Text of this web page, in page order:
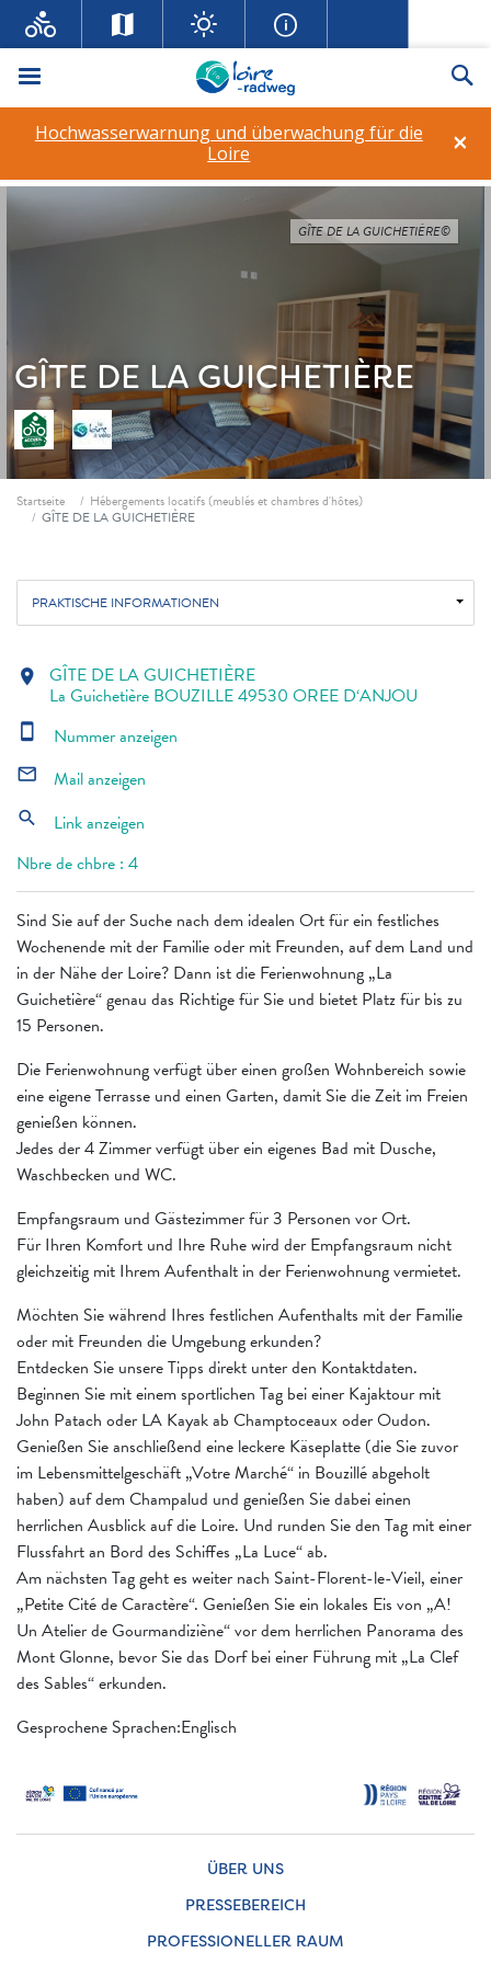
Menü
×
Hochwasserwarnung und überwachung für die
Loire
GÎTE DE LA GUICHETIÈRE
GÎTE DE LA GUICHETIÈRE©
Fil d'ariane
Startseite
Hébergements locatifs (meublés et chambres d'hôtes)
GÎTE DE LA GUICHETIÈRE
PRAKTISCHE INFORMATIONEN
Sind Sie auf der Suche nach dem idealen Ort für ein festliches
Wochenende mit der Familie oder mit Freunden, auf dem Land und
in der Nähe der Loire? Dann ist die Ferienwohnung „La
Guichetière“ genau das Richtige für Sie und bietet Platz für bis zu
15 Personen.
Die Ferienwohnung verfügt über einen großen Wohnbereich sowie
eine eigene Terrasse und einen Garten, damit Sie die Zeit im Freien
genießen können.
Jedes der 4 Zimmer verfügt über ein eigenes Bad mit Dusche,
Waschbecken und WC.
Empfangsraum und Gästezimmer für 3 Personen vor Ort.
Für Ihren Komfort und Ihre Ruhe wird der Empfangsraum nicht
gleichzeitig mit Ihrem Aufenthalt in der Ferienwohnung vermietet.
Möchten Sie während Ihres festlichen Aufenthalts mit der Familie
oder mit Freunden die Umgebung erkunden?
Entdecken Sie unsere Tipps direkt unter den Kontaktdaten.
Beginnen Sie mit einem sportlichen Tag bei einer Kajaktour mit
John Patach oder LA Kayak ab Champtoceaux oder Oudon.
Genießen Sie anschließend eine leckere Käseplatte (die Sie zuvor
im Lebensmittelgeschäft „Votre Marché“ in Bouzillé abgeholt
haben) auf dem Champalud und genießen Sie dabei einen
herrlichen Ausblick auf die Loire. Und runden Sie den Tag mit einer
Flussfahrt an Bord des Schiffes „La Luce“ ab.
Am nächsten Tag geht es weiter nach Saint-Florent-le-Vieil, einer
„Petite Cité de Caractère“. Genießen Sie ein lokales Eis von „A!
Un Atelier de Gourmandiziène“ vor dem herrlichen Panorama des
Mont Glonne, bevor Sie das Dorf bei einer Führung mit „La Clef
des Sables“ erkunden.
Gesprochene Sprachen:Englisch
location_on GÎTE DE LA GUICHETIÈRE
La Guichetière BOUZILLE 49530 OREE D‘ANJOU
smartphone Nummer anzeigen
mail_outline Mail anzeigen
search
Link anzeigen
Nbre de chbre : 4
ÜBER UNS
PRESSEBEREICH
PROFESSIONELLER RAUM